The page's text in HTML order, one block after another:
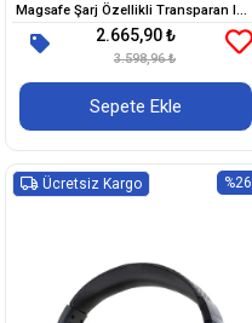
Magsafe Şarj Özellikli Transparan IML
Signature Orjinal Lisanslı Kapak
2.665,90 ₺
3.598,96 ₺
Sepete Ekle
%26
Ücretsiz Kargo